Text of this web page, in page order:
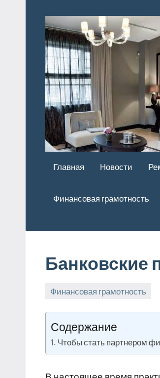
содержимому
Главная Новости
Финансовая грамотность
Банковские
Финансовая грамотность
Содержание
Чтобы стать партнером